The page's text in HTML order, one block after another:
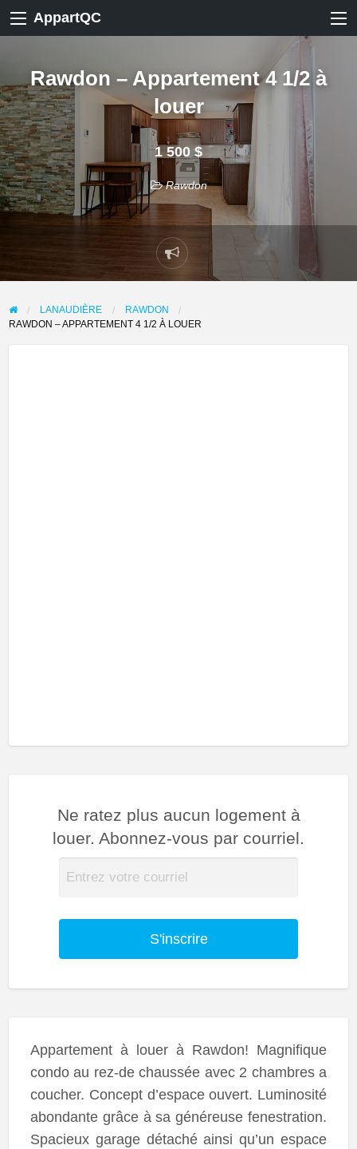
AppartQC
Rawdon – Appartement 4 1/2 à
louer
1 500 $
Rawdon
Signaler
un
problème
LANAUDIÈRE
RAWDON
RAWDON – APPARTEMENT 4 1/2 À LOUER
Ne ratez plus aucun logement à
louer. Abonnez-vous par courriel.
S'inscrire
Appartement à louer à Rawdon! Magnifique
condo au rez-de chaussée avec 2 chambres a
coucher. Concept d’espace ouvert. Luminosité
abondante grâce à sa généreuse fenestration.
Spacieux garage détaché ainsi qu’un espace